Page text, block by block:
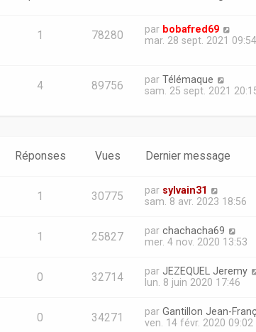
1 78280 par bobafred69
mar. 28 sept. 2021 09:54
4 89756 par Télémaque
sam. 25 sept. 2021
Réponses Vues Dernier message
1 30775 par sylvain31
sam. 8 avr. 2023 18:56
1 25827 par chachacha69
mer. 4 nov. 2020 13:53
0 32714 par JEZEQUEL Jeremy
lun. 8 juin 2020 17:46
0 34271 par Gantillon Jean-
ven. 14 févr. 2020 09:02